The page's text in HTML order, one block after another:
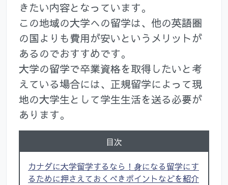
きたい内容となっています。
この地域の大学への留学は、他の英語圏
の国よりも費用が安いというメリットが
あるのでおすすめです。
大学の留学で卒業資格を取得したいと考
えている場合には、正規留学によって現
地の大学生として学生生活を送る必要が
あります。
目次
カナダに大学留学するなら！身になる留学にす
るために押さえておくべきポイントなどを紹介